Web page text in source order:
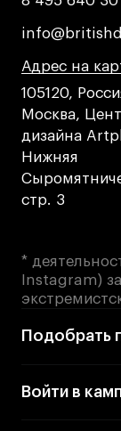
Адрес на
Адрес на
Адрес на
105120,
Москва,
дизайна
Нижняя
стр. 3
*
Instagram)
Подобрать
Войти в